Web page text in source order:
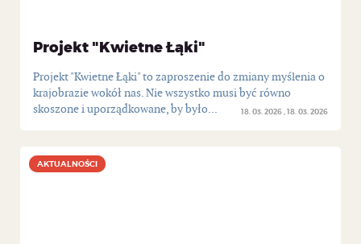
Projekt "Kwietne Łąki"
18. 03. 2026 18. 03. 2026
Projekt "Kwietne Łąki" to zaproszenie do zmiany myślenia o
krajobrazie wokół nas. Nie wszystko musi być równo
skoszone i uporządkowane, by było...
AKTUALNOŚCI
AKTUALNOŚCI